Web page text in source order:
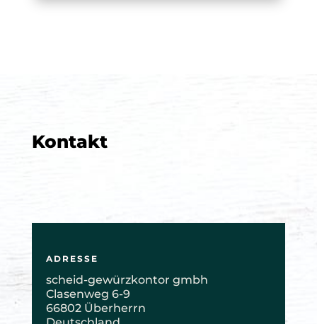
Kontakt
ADRESSE
scheid-gewürzkontor gmbh
Clasenweg 6-9
66802 Überherrn